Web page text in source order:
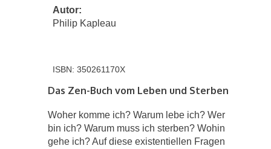
Autor:
Philip Kapleau
ISBN: 350261170X
Das Zen-Buch vom Leben und Sterben
Woher komme ich? Warum lebe ich? Wer
bin ich? Warum muss ich sterben? Wohin
gehe ich? Auf diese existentiellen Fragen